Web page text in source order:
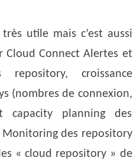
utile mais c’est aussi
Cloud Connect Alertes et
croissance
(nombres de connexion,
capacity planning des
des repository
« cloud repository » de